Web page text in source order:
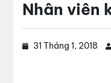
Nhân viên
31 Tháng 1, 2018